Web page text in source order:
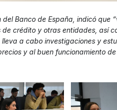
Banco de España, indicó que
crédito y otras entidades, así
a cabo investigaciones y
y al buen funcionamiento